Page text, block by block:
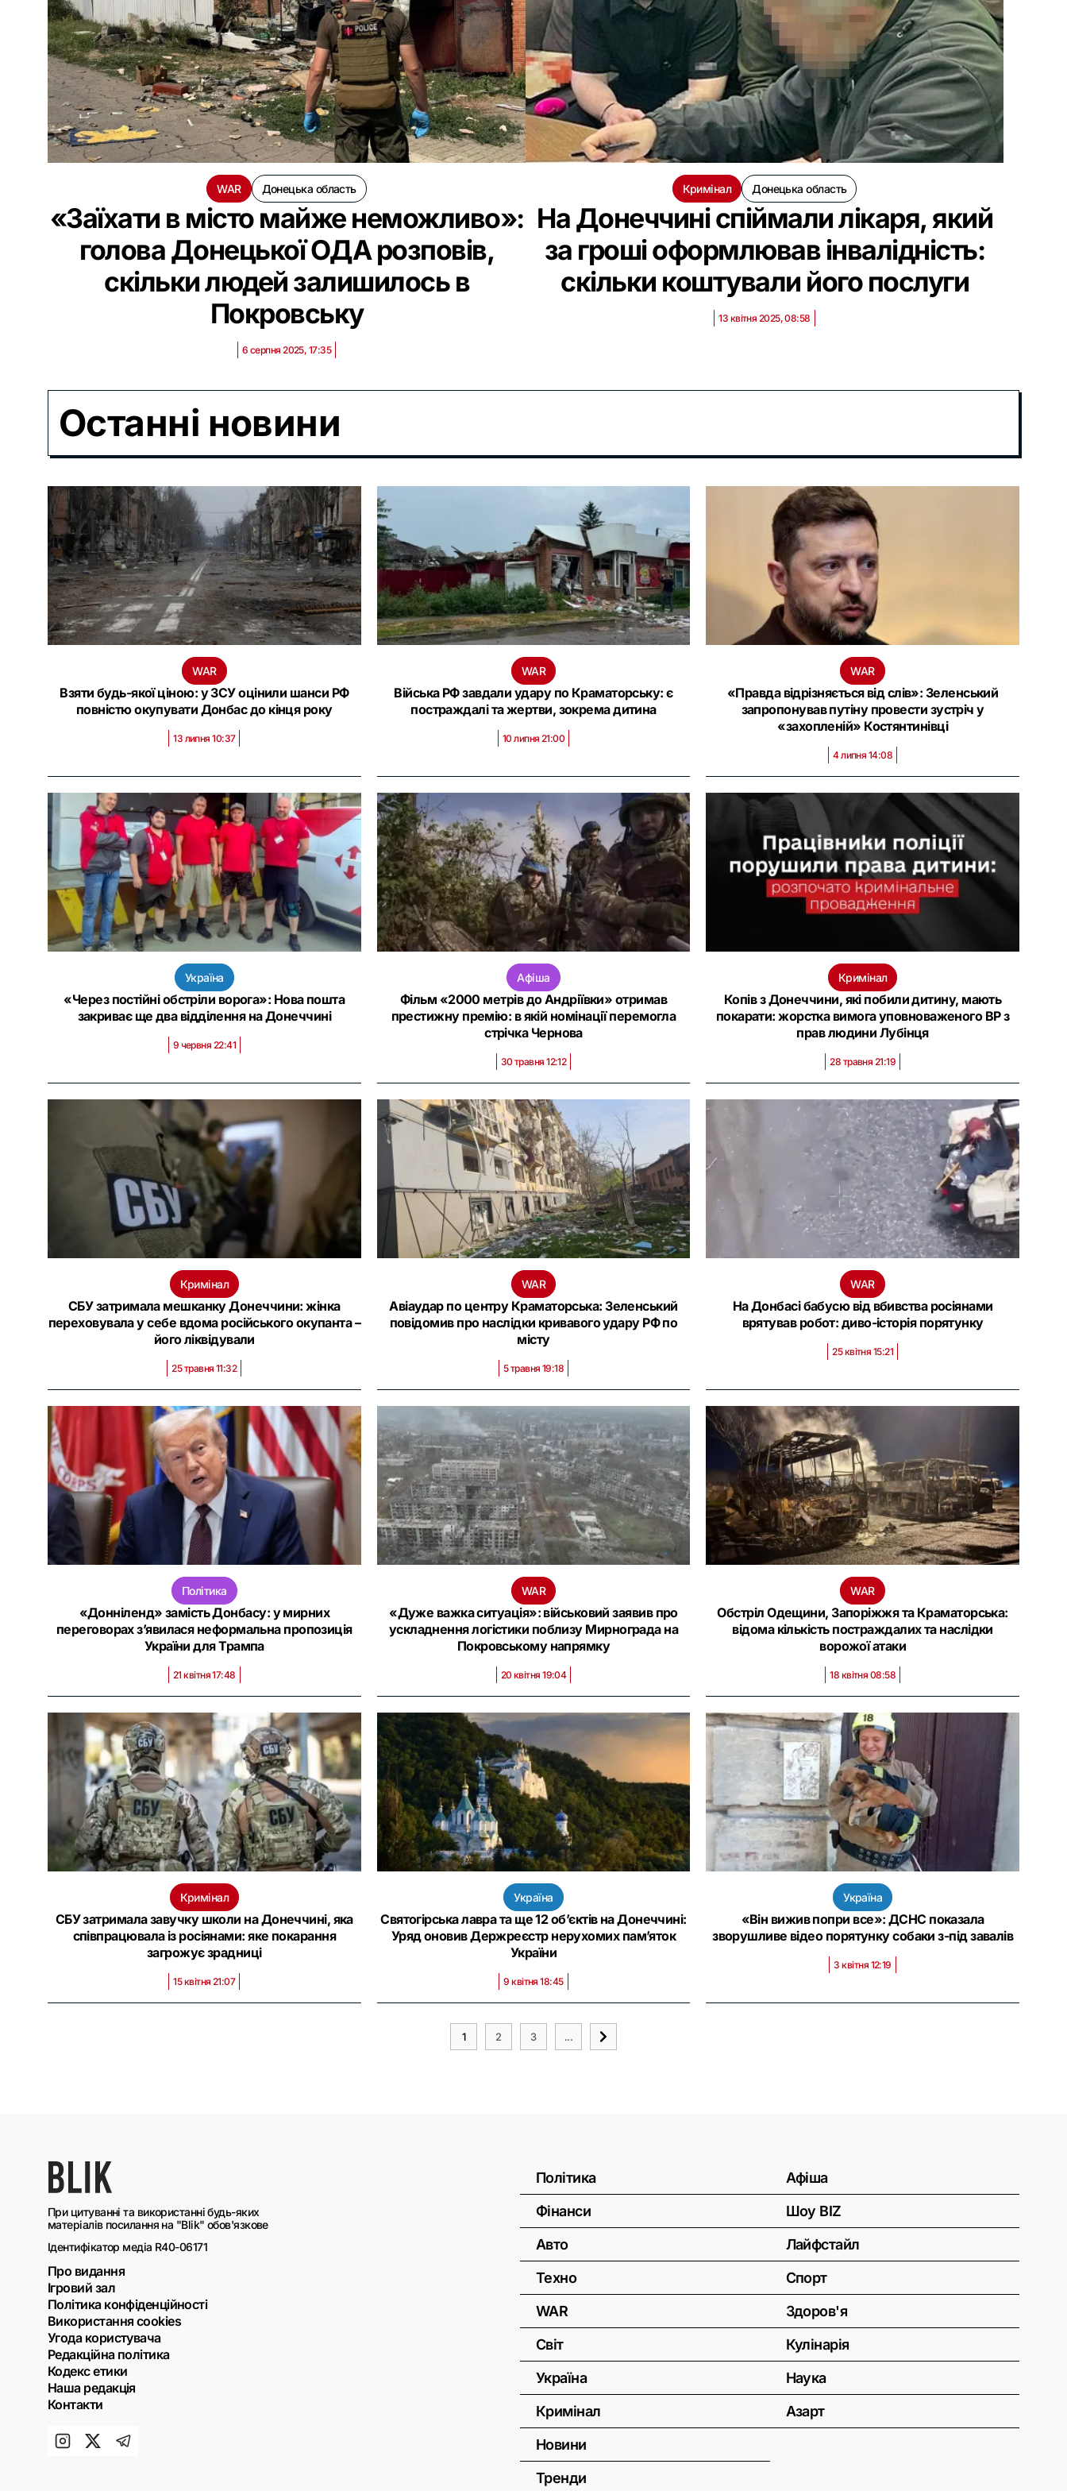
WAR Донецька область
«Заїхати в місто майже неможливо»:
голова Донецької ОДА розповів,
скільки людей залишилось в
Покровську
6 серпня 2025, 17:35
Кримінал Донецька область
На Донеччині спіймали лікаря, який
за гроші оформлював інвалідність:
скільки коштували його послуги
13 квітня 2025, 08:58
Останні новини
WAR
Взяти будь-якої ціною: у ЗСУ оцінили шанси РФ
повністю окупувати Донбас до кінця року
13 липня 10:37
WAR
Війська РФ завдали удару по Краматорську: є
постраждалі та жертви, зокрема дитина
10 липня 21:00
WAR
«Правда відрізняється від слів»: Зеленський
запропонував путіну провести зустріч у
«захопленій» Костянтинівці
4 липня 14:08
Україна
«Через постійні обстріли ворога»: Нова пошта
закриває ще два відділення на Донеччині
9 червня 22:41
Афіша
Фільм «2000 метрів до Андріївки» отримав
престижну премію: в якій номінації перемогла
стрічка Чернова
30 травня 12:12
Кримінал
Копів з Донеччини, які побили дитину, мають
покарати: жорстка вимога уповноваженого ВР з
прав людини Лубінця
28 травня 21:19
Кримінал
СБУ затримала мешканку Донеччини: жінка
переховувала у себе вдома російського окупанта –
його ліквідували
25 травня 11:32
WAR
Авіаудар по центру Краматорська: Зеленський
повідомив про наслідки кривавого удару РФ по
місту
5 травня 19:18
WAR
На Донбасі бабусю від вбивства росіянами
врятував робот: диво-історія порятунку
25 квітня 15:21
Політика
«Донніленд» замість Донбасу: у мирних
переговорах з’явилася неформальна пропозиція
України для Трампа
21 квітня 17:48
WAR
«Дуже важка ситуація»: військовий заявив про
ускладнення логістики поблизу Мирнограда на
Покровському напрямку
20 квітня 19:04
WAR
Обстріл Одещини, Запоріжжя та Краматорська:
відома кількість постраждалих та наслідки
ворожої атаки
18 квітня 08:58
Кримінал
СБУ затримала завучку школи на Донеччині, яка
співпрацювала із росіянами: яке покарання
загрожує зрадниці
15 квітня 21:07
Україна
Святогірська лавра та ще 12 об’єктів на Донеччині:
Уряд оновив Держреєстр нерухомих пам’яток
України
9 квітня 18:45
Україна
«Він вижив попри все»: ДСНС показала
зворушливе відео порятунку собаки з-під завалів
3 квітня 12:19
1 2 3 ...
При цитуванні та використанні будь-яких
матеріалів посилання на "Blik" обов'язкове
Ідентифікатор медіа R40-06171
Про видання
Ігровий зал
Політика конфіденційності
Використання cookies
Угода користувача
Редакційна політика
Кодекс етики
Наша редакція
Контакти
Політика
Фінанси
Авто
Техно
WAR
Світ
Україна
Кримінал
Новини
Тренди
Афіша
Шоу BIZ
Лайфстайл
Спорт
Здоров'я
Кулінарія
Наука
Азарт